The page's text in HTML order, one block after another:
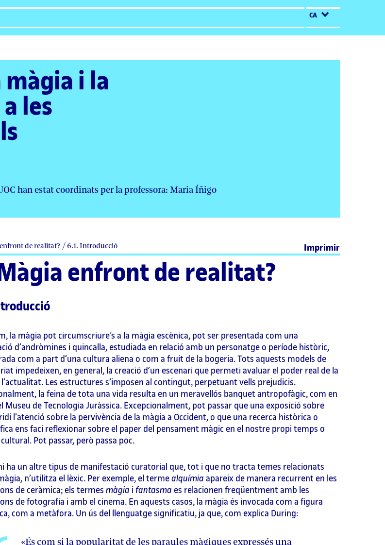
CA
i la
les
han estat coordinats per la professora: Maria Íñigo
de realitat? / 6.1. Introducció Imprimir
enfront de realitat?
la màgia pot circumscriure’s a la màgia escènica, pot ser presentada com una
d’andròmines i quincalla, estudiada en relació amb un personatge o període històric,
com a part d’una cultura aliena o com a fruit de la bogeria. Tots aquests models de
impedeixen, en general, la creació d’un escenari que permeti avaluar el poder real de la
l’actualitat. Les estructures s’imposen al contingut, perpetuant vells prejudicis.
la feina de tota una vida resulta en un meravellós banquet antropofàgic, com en
Museu de Tecnologia Juràssica. Excepcionalment, pot passar que una exposició sobre
l’atenció sobre la pervivència de la màgia a Occident, o que una recerca històrica o
ens faci reflexionar sobre el paper del pensament màgic en el nostre propi temps o
Pot passar, però passa poc.
ha un altre tipus de manifestació curatorial que, tot i que no tracta temes relacionats
n’utilitza el lèxic. Per exemple, el terme alquímia apareix de manera recurrent en les
de ceràmica; els termes màgia i fantasma es relacionen freqüentment amb les
de fotografia i amb el cinema. En aquests casos, la màgia és invocada com a figura
com a metàfora. Un ús del llenguatge significatiu, ja que, com explica During:
«És com si la popularitat de les paraules màgiques expressés una